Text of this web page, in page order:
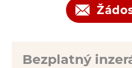
Bezplatný